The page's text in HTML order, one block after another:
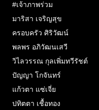
#เจ้าภาพร่วม
มาริสา เจริญสุข
ครอบครัว ศิริวัฒน์
พลพร อภิวัฒนเสวี
วิไลวรรณ กุลเพิ่มทวีรัชต์
ปัญญา โกจันทร์
แก้วตา แซ่เจี่ย
ปทิตตา เชื้อทอง